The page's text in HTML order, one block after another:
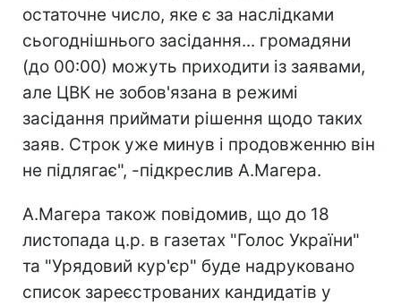
остаточне число, яке є за наслідками
сьогоднішнього засідання... громадяни
(до 00:00) можуть приходити із заявами,
але ЦВК не зобов'язана в режимі
засідання приймати рішення щодо таких
заяв. Строк уже минув і продовженню він
не підлягає", -підкреслив А.Магера.
А.Магера також повідомив, що до 18
листопада ц.р. в газетах "Голос України"
та "Урядовий кур'єр" буде надруковано
список зареєстрованих кандидатів у